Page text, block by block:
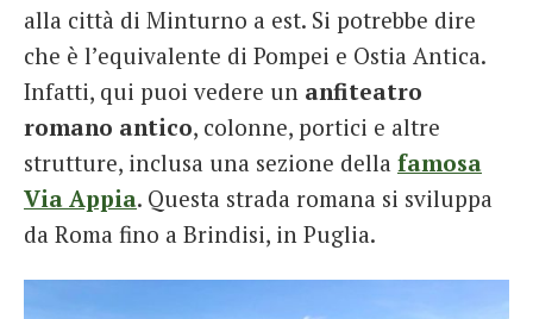
alla città di Minturno a est. Si potrebbe dire
che è l’equivalente di Pompei e Ostia Antica.
Infatti, qui puoi vedere un anfiteatro
romano antico, colonne, portici e altre
strutture, inclusa una sezione della famosa
Via Appia. Questa strada romana si sviluppa
da Roma fino a Brindisi, in Puglia.